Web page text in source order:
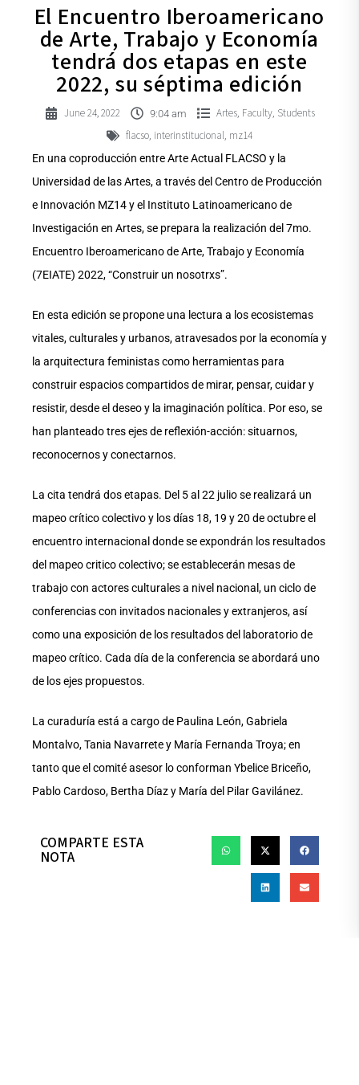
El Encuentro Iberoamericano
de Arte, Trabajo y Economía
tendrá dos etapas en este
2022, su séptima edición
June 24, 2022 9:04 am Artes, Faculty, Students
flacso, interinstitucional, mz14
En una coproducción entre Arte Actual FLACSO y la
Universidad de las Artes, a través del Centro de Producción
e Innovación MZ14 y el Instituto Latinoamericano de
Investigación en Artes, se prepara la realización del 7mo.
Encuentro Iberoamericano de Arte, Trabajo y Economía
(7EIATE) 2022, “Construir un nosotrxs”.
En esta edición se propone una lectura a los ecosistemas
vitales, culturales y urbanos, atravesados por la economía y
la arquitectura feministas como herramientas para
construir espacios compartidos de mirar, pensar, cuidar y
resistir, desde el deseo y la imaginación política. Por eso, se
han planteado tres ejes de reflexión-acción: situarnos,
reconocernos y conectarnos.
La cita tendrá dos etapas. Del 5 al 22 julio se realizará un
mapeo crítico colectivo y los días 18, 19 y 20 de octubre el
encuentro internacional donde se expondrán los resultados
del mapeo critico colectivo; se establecerán mesas de
trabajo con actores culturales a nivel nacional, un ciclo de
conferencias con invitados nacionales y extranjeros, así
como una exposición de los resultados del laboratorio de
mapeo crítico. Cada día de la conferencia se abordará uno
de los ejes propuestos.
La curaduría está a cargo de Paulina León, Gabriela
Montalvo, Tania Navarrete y María Fernanda Troya; en
tanto que el comité asesor lo conforman Ybelice Briceño,
Pablo Cardoso, Bertha Díaz y María del Pilar Gavilánez.
COMPARTE ESTA
NOTA